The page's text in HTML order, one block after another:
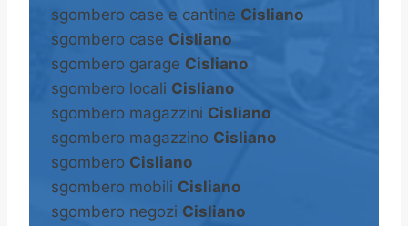
sgombero case e cantine Cisliano
sgombero case Cisliano
sgombero garage Cisliano
sgombero locali Cisliano
sgombero magazzini Cisliano
sgombero magazzino Cisliano
sgombero Cisliano
sgombero mobili Cisliano
sgombero negozi Cisliano